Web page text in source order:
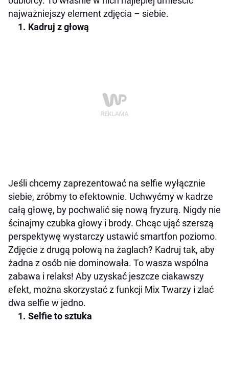
najważniejszy element zdjęcia – siebie.
Kadruj z głową
Jeśli chcemy zaprezentować na selfie wyłącznie
siebie, zróbmy to efektownie. Uchwyćmy w kadrze
całą głowę, by pochwalić się nową fryzurą. Nigdy nie
ścinajmy czubka głowy i brody. Chcąc ująć szerszą
perspektywę wystarczy ustawić smartfon poziomo.
Zdjęcie z drugą połową na żaglach? Kadruj tak, aby
żadna z osób nie dominowała. To wasza wspólna
zabawa i relaks! Aby uzyskać jeszcze ciakawszy
efekt, można skorzystać z funkcji Mix Twarzy i zlać
dwa selfie w jedno.
Selfie to sztuka